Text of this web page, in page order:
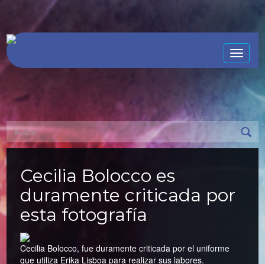
Toggle
Cecilia Bolocco es
duramente criticada por
esta fotografía
Cecilia Bolocco, fue duramente criticada por el uniforme
que utiliza Erika Lisboa para realizar sus labores.